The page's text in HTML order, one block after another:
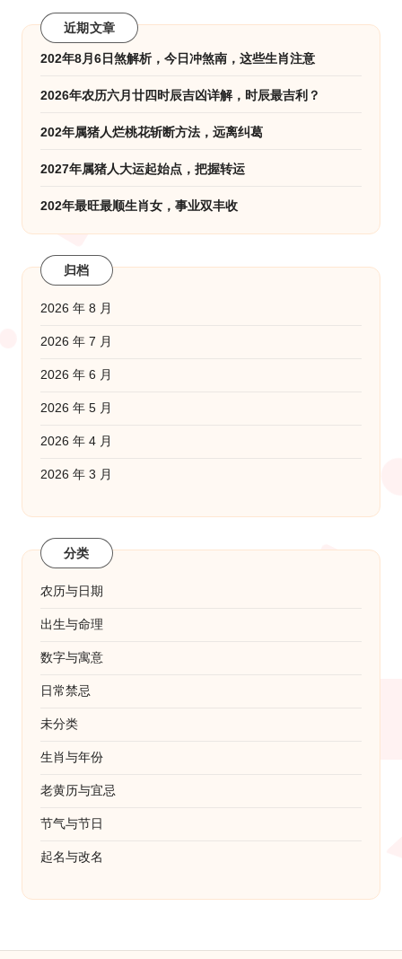
分
页
近期文章
202年8月6日煞解析，今日冲煞南，这些生肖注意
2026年农历六月廿四时辰吉凶详解，时辰最吉利？
202年属猪人烂桃花斩断方法，远离纠葛
2027年属猪人大运起始点，把握转运
202年最旺最顺生肖女，事业双丰收
归档
2026 年 8 月
2026 年 7 月
2026 年 6 月
2026 年 5 月
2026 年 4 月
2026 年 3 月
分类
农历与日期
出生与命理
数字与寓意
日常禁忌
未分类
生肖与年份
老黄历与宜忌
节气与节日
起名与改名